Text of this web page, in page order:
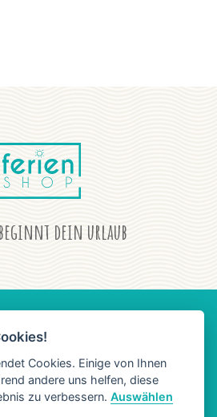
dein urlaub
Cookies. Einige von Ihnen
andere uns helfen, diese
zu verbessern.Auswählen